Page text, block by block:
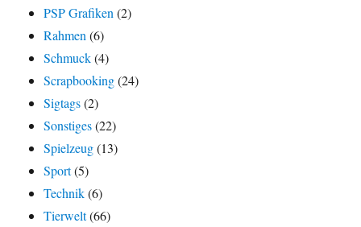
PSP Grafiken(2)
Rahmen(6)
Schmuck(4)
Scrapbooking(24)
Sigtags(2)
Sonstiges(22)
Spielzeug(13)
Sport(5)
Technik(6)
Tierwelt(66)